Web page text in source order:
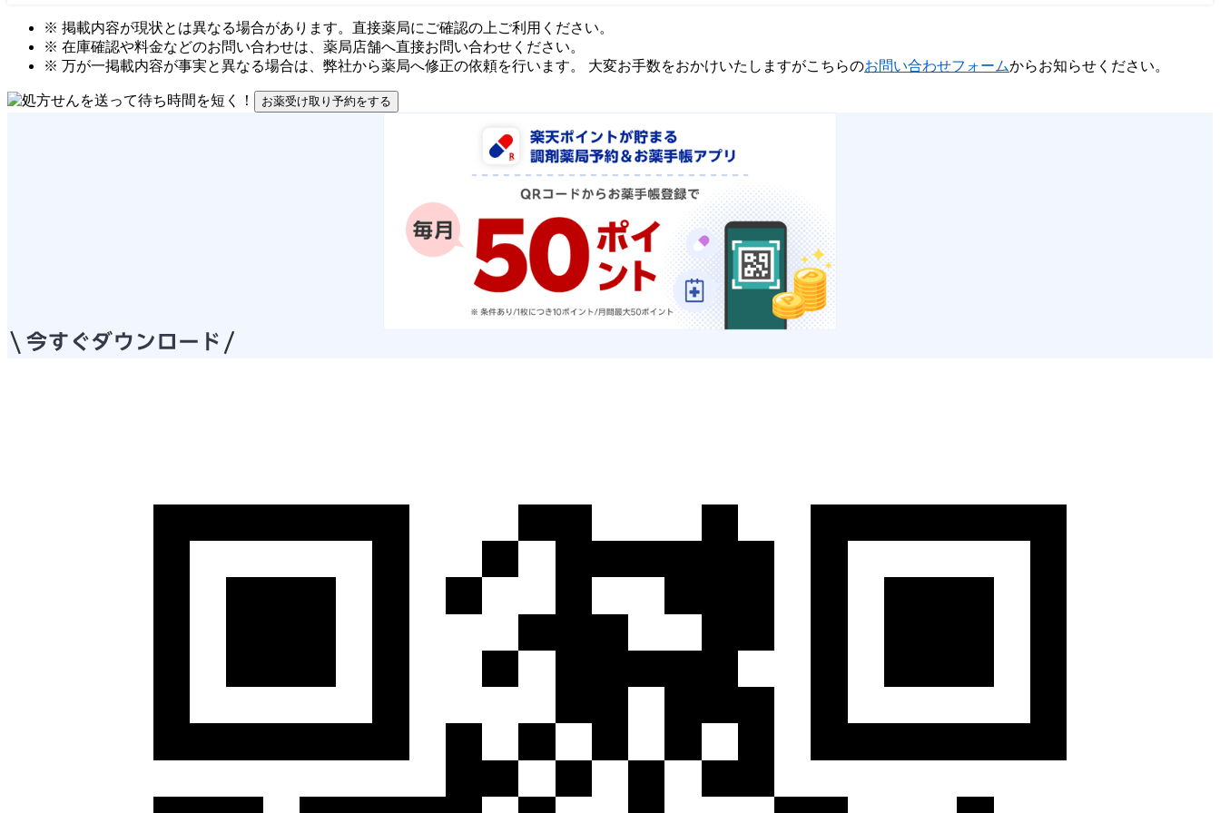
※ 掲載内容が現状とは異なる場合があります。直接薬局にご確認の上ご利用ください。
※ 在庫確認や料金などのお問い合わせは、薬局店舗へ直接お問い合わせください。
※ 万が一掲載内容が事実と異なる場合は、弊社から薬局へ修正の依頼を行います。 大変お手数をおかけいたしますがこちらのお問い合わせフォームからお知らせください。
お薬受け取り予約をする